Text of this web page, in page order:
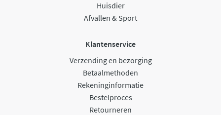
Huisdier
Afvallen & Sport
Klantenservice
Verzending en bezorging
Betaalmethoden
Rekeninginformatie
Bestelproces
Retourneren